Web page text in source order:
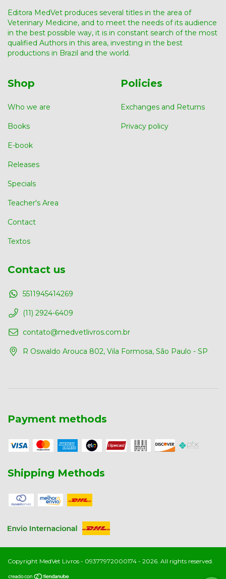
Editora MedVet produces several titles in the area of ​​
Veterinary Medicine, and to meet the needs of its audience
in the best possible way, it is in constant search of the most
qualified Authors in this area, investing in the best
productions in Brazil and the world.
Shop
Who we are
Books
E-book
Releases
Specials
Teacher's Area
Contact
Textos
Policies
Exchanges and Returns
Privacy policy
Contact us
5511945414269
(11) 2924-6409
contato@medvetlivros.com.br
R Oswaldo Arouca 802, Vila Formosa, São Paulo - SP
Payment methods
Shipping Methods
Copyright MedVet Livros - 09377972000174 - 2026. All rights reserved.